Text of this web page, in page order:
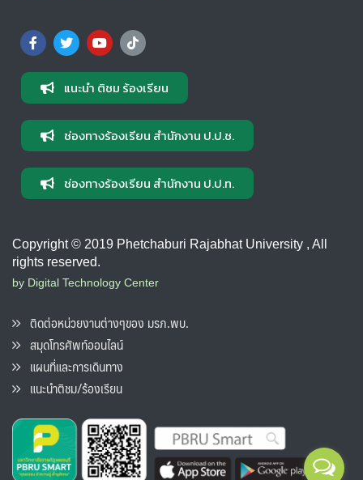
แนะนำ ติชม ร้องเรียน
ช่องทางร้องเรียน สำนักงาน ป.ป.ช.
ช่องทางร้องเรียน สำนักงาน ป.ป.ท.
Copyright © 2019 Phetchaburi Rajabhat University , All
rights reserved.
by Digital Technology Center
ติดต่อหน่วยงานต่างๆของ มรภ.พบ.
สมุดโทรศัพท์ออนไลน์
แผนที่และการเดินทาง
แนะนำติชม/ร้องเรียน